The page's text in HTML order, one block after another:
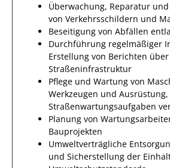
Überwachung, Reparatur
von Verkehrsschildern und
Beseitigung von Abfällen
Durchführung regelmäßiger
Erstellung von Berichten
Straßeninfrastruktur
Pflege und Wartung von
Werkzeugen und
Straßenwartungsaufgaben
Planung von
Bauprojekten
Umweltverträgliche
und Sicherstellung der